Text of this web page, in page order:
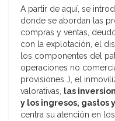
A partir de aquí, se
donde se abordan las
compras y ventas,
con la explotación, el
los componentes del
operaciones no
provisiones…), el
valorativas, las
y los ingresos, gastos
centra su atención en